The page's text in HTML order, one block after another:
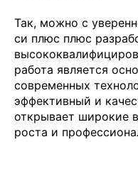
Так, можно с
си плюс плюс
работа является
современных
эффективный и
открывает широкие
роста и